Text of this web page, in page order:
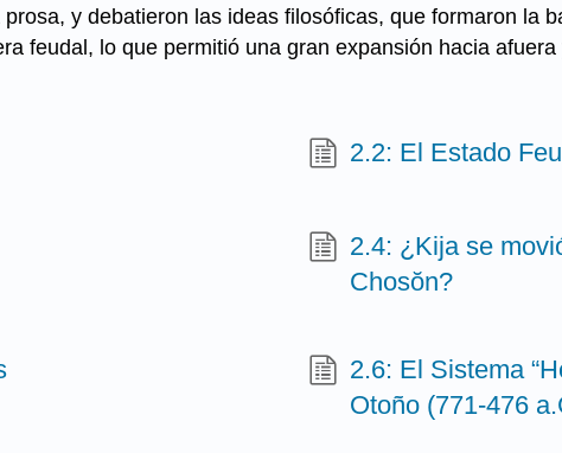
y debatieron las ideas filosóficas, que formaron la
feudal, lo que permitió una gran expansión hacia
2.2: El Estado
2.4: ¿Kija se
Chosŏn?
2.6: El Sistema
Otoño (771-476